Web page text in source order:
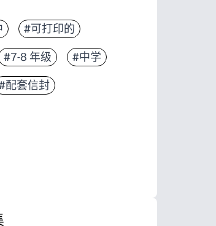
剪切和折叠已有的物品即可。
套精美的礼物套装。
名字和一封由衷的便条，作为他们会
庆祝或邮寄以获得惊喜。
#可打印的
#7-8 年级 #中学
配套信封